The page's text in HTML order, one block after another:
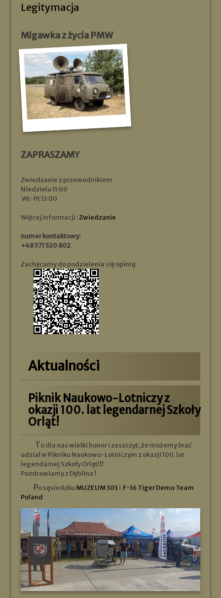
Legitymacja
Migawka z życia PMW
ZAPRASZAMY
Zwiedzanie z przewodnikiem
Niedziela 11:00
Wt-Pt 13:00
Więcej informacji :Zwiedzanie
numer kontaktowy:
+48 571 520 802
Zachęcamy do podzielenia się opinią:
Aktualności
Piknik Naukowo-Lotniczy z
okazji 100. lat legendarnej Szkoły
Orląt!
To dla nas wielki honor i zaszczyt, że możemy brać
udział w Pikniku Naukowo-Lotniczym z okazji 100. lat
legendarnej Szkoły Orląt!!!
Pozdrawiamy z Dęblina !
Po sąsiedzku MUZEUM 303 i F-16 Tiger Demo Team
Poland